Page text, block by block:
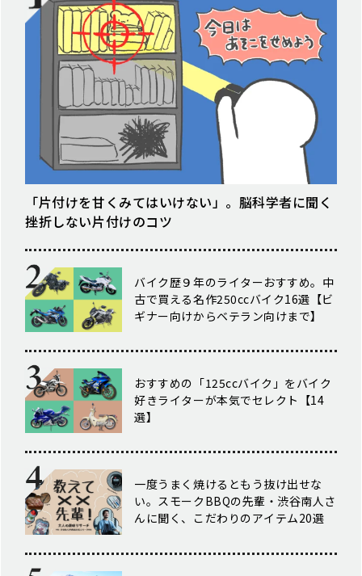
「片付けを甘くみてはいけない」。脳科学者に聞く
挫折しない片付けのコツ
バイク歴９年のライターおすすめ。中
古で買える名作250ccバイク16選【ビ
ギナー向けからベテラン向けまで】
おすすめの「125ccバイク」をバイク
好きライターが本気でセレクト【14
選】
一度うまく焼けるともう抜け出せな
い。スモークBBQの先輩・渋谷南人さ
んに聞く、こだわりのアイテム20選